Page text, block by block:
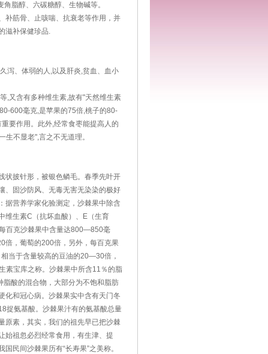
脂醇、六碳糖醇、生物碱等。
筋骨、止咳喘、抗衰老等作用，并
滋补保健珍品.
、体弱的人,以及肝炎,贫血、血小
又含有多种维生素,故有"天然维生素
600毫克,是苹果的75倍,桃子的80-
要作用。此外,经常食枣能提高人的
不显老",言之不无道理。
披针形，被银色鳞毛。春季先叶开
、固沙防风、无毒无害无染染的极好
据营养学家化验测定，沙棘果中除含
维生素C（抗坏血酸）、E（生育
百克沙棘果中含量达800—850毫
，葡萄的200倍，另外，每百克果
当于含量较高的豆油的20—30倍，
素宝库之称。沙棘果中所含11％的脂
酸的混合物，大部分为不饱和脂肪
化和冠心病。沙棘果实中含有天门冬
捉氨基酸。沙棘果汁有的氨基酸总量
素，其实，我们的祖先早已把沙棘
始祖忽必烈经常食用，有生津、提
民间沙棘果历有“长寿果”之美称。